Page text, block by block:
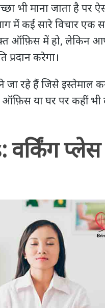
भी माना जाता है पर
में कई सारे विचार
ऑफ़िस में हो, लेकिन
करेगा।
जा रहे हैं जिसे
या घर पर कहीं भी
प्लेस